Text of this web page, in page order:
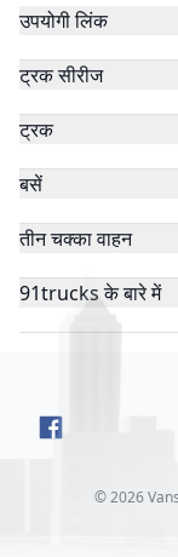
उपयोगी लिंक
ट्रक सीरीज
ट्रक
बसें
तीन चक्का वाहन
91trucks के बारे में
©2026